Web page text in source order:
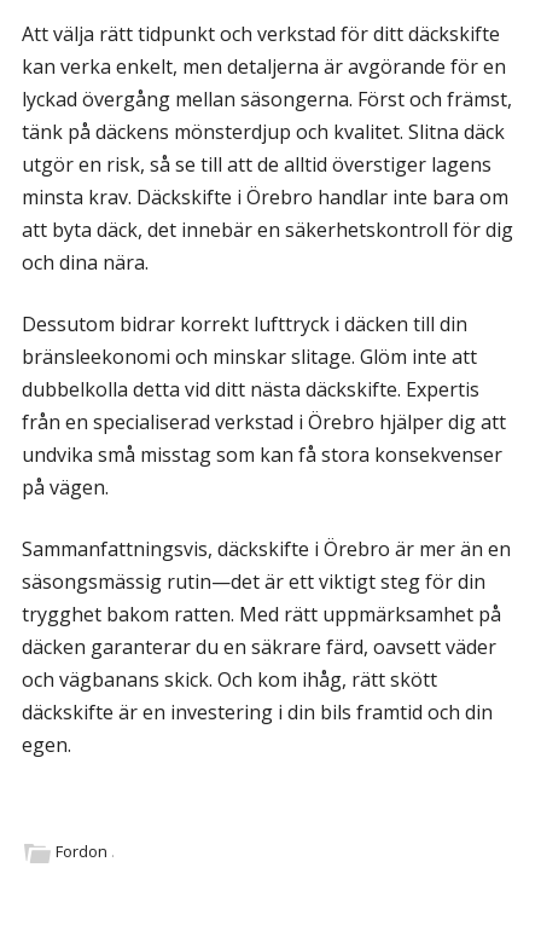
Att välja rätt tidpunkt och verkstad för ditt däckskifte
kan verka enkelt, men detaljerna är avgörande för en
lyckad övergång mellan säsongerna. Först och främst,
tänk på däckens mönsterdjup och kvalitet. Slitna däck
utgör en risk, så se till att de alltid överstiger lagens
minsta krav. Däckskifte i Örebro handlar inte bara om
att byta däck, det innebär en säkerhetskontroll för dig
och dina nära.
Dessutom bidrar korrekt lufttryck i däcken till din
bränsleekonomi och minskar slitage. Glöm inte att
dubbelkolla detta vid ditt nästa däckskifte. Expertis
från en specialiserad verkstad i Örebro hjälper dig att
undvika små misstag som kan få stora konsekvenser
på vägen.
Sammanfattningsvis, däckskifte i Örebro är mer än en
säsongsmässig rutin—det är ett viktigt steg för din
trygghet bakom ratten. Med rätt uppmärksamhet på
däcken garanterar du en säkrare färd, oavsett väder
och vägbanans skick. Och kom ihåg, rätt skött
däckskifte är en investering i din bils framtid och din
egen.
Fordon .